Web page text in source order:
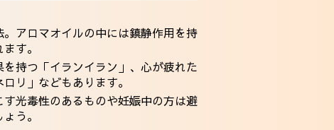
アロマオイルの中には鎮静作用を持
す。
持つ「イランイラン」、心が疲れた
リ」などもあります。
光毒性のあるものや妊娠中の方は避
う。